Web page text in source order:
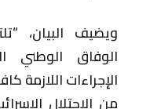
ويضيف البيان،
الوفاق الوطني
الإجراءات اللازمة
من الاحتلال